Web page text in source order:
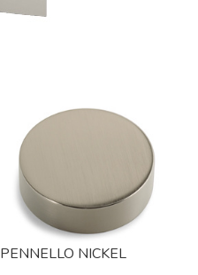
PENNELLO NICKEL